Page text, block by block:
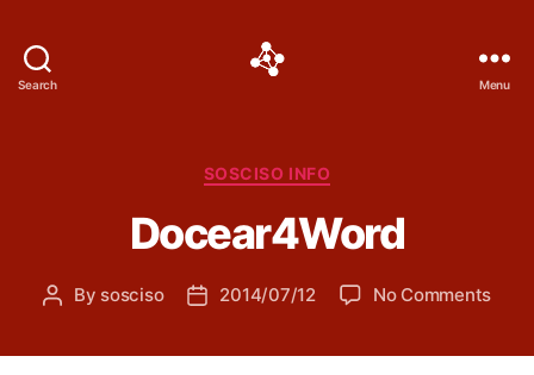
Search Menu
Categories
SOSCISO INFO
Docear4Word
Post
By sosciso
Post2014/07/12 No Commentson